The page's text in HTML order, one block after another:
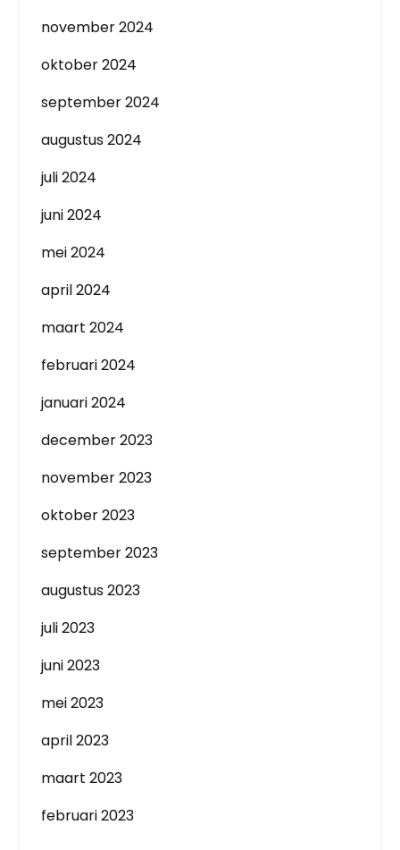
november 2024
oktober 2024
september 2024
augustus 2024
juli 2024
juni 2024
mei 2024
april 2024
maart 2024
februari 2024
januari 2024
december 2023
november 2023
oktober 2023
september 2023
augustus 2023
juli 2023
juni 2023
mei 2023
april 2023
maart 2023
februari 2023